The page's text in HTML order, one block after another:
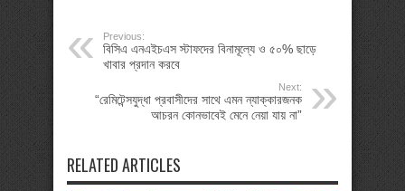
Previous:
বিসিএ এনএইচএস স্টাফদের বিনামূল্যে ও ৫০% ছাড়ে
খাবার প্রদান করবে
Next:
“রেমিটেন্সযুদ্ধা প্রবাসীদের সাথে এমন ন্যাক্কারজনক
আচরন কোনভাবেই মেনে নেয়া যায় না”
RELATED ARTICLES